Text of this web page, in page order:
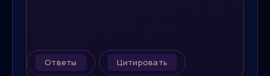
Ответы Цитировать